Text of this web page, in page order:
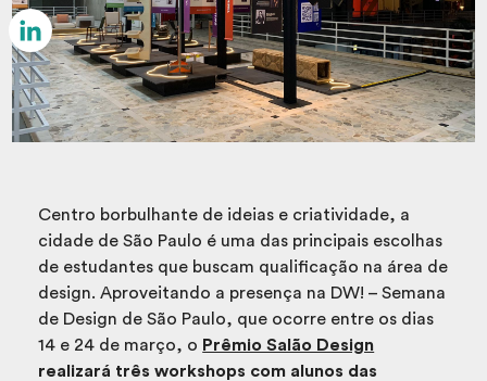
Centro borbulhante de ideias e criatividade, a
cidade de São Paulo é uma das principais escolhas
de estudantes que buscam qualificação na área de
design. Aproveitando a presença na DW! – Semana
de Design de São Paulo, que ocorre entre os dias
14 e 24 de março, o Prêmio Salão Design
realizará três workshops com alunos das
Email
LinkedIn